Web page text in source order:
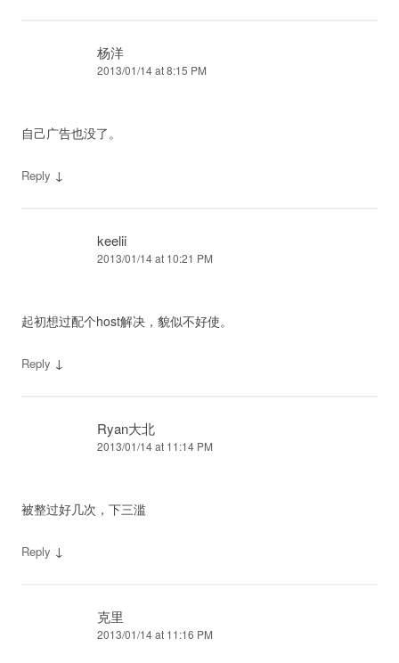
杨洋
2013/01/14 at 8:15 PM
自己广告也没了。
Reply ↓
keelii
2013/01/14 at 10:21 PM
起初想过配个host解决，貌似不好使。
Reply ↓
Ryan大北
2013/01/14 at 11:14 PM
被整过好几次，下三滥
Reply ↓
克里
2013/01/14 at 11:16 PM